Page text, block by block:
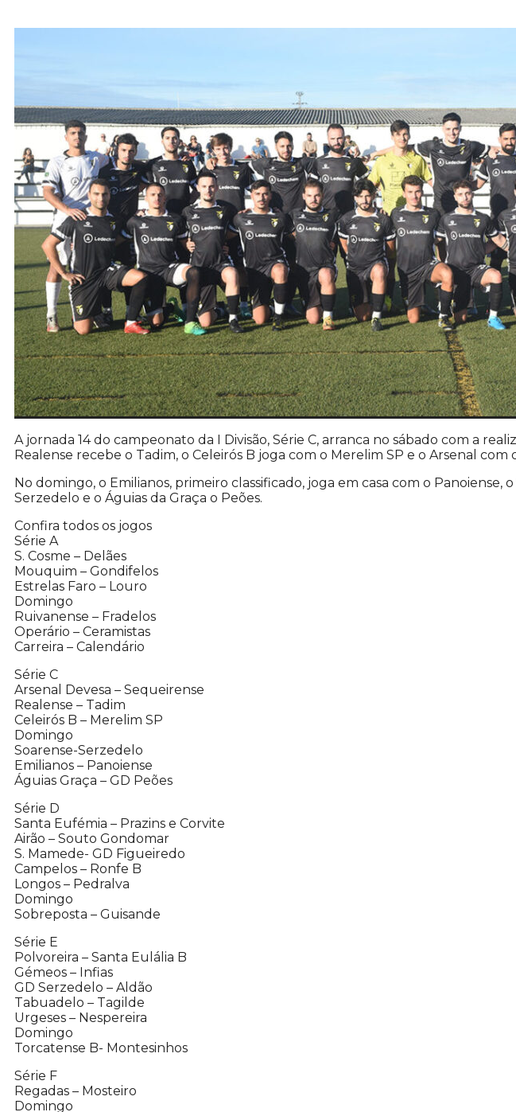
A jornada 14 do campeonato da I Divisão, Série C, arranca no sábado com a
Realense recebe o Tadim, o Celeirós B joga com o Merelim SP e o Arsenal com
No domingo, o Emilianos, primeiro classificado, joga em casa com o Panoiense,
Serzedelo e o Águias da Graça o Peões.
Confira todos os jogos
Série A
S. Cosme – Delães
Mouquim – Gondifelos
Estrelas Faro – Louro
Domingo
Ruivanense – Fradelos
Operário – Ceramistas
Carreira – Calendário
Série C
Arsenal Devesa – Sequeirense
Realense – Tadim
Celeirós B – Merelim SP
Domingo
Soarense-Serzedelo
Emilianos – Panoiense
Águias Graça – GD Peões
Série D
Santa Eufémia – Prazins e Corvite
Airão – Souto Gondomar
S. Mamede- GD Figueiredo
Campelos – Ronfe B
Longos – Pedralva
Domingo
Sobreposta – Guisande
Série E
Polvoreira – Santa Eulália B
Gémeos – Infias
GD Serzedelo – Aldão
Tabuadelo – Tagilde
Urgeses – Nespereira
Domingo
Torcatense B- Montesinhos
Série F
Regadas – Mosteiro
Domingo